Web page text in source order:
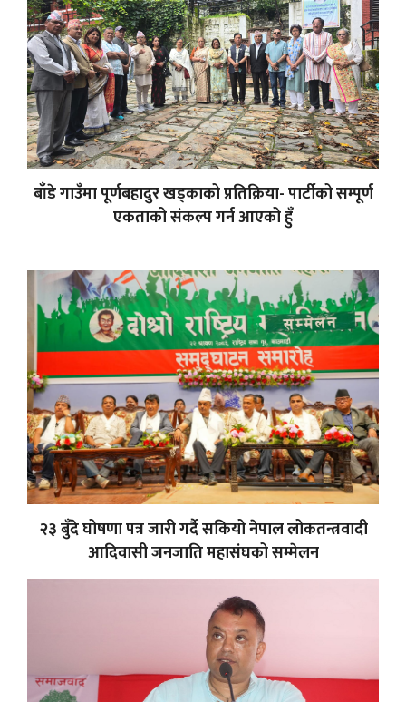
बाँडे गाउँमा पूर्णबहादुर खड्काको प्रतिक्रिया- पार्टीको सम्पूर्ण
एकताको संकल्प गर्न आएको हुँ
२३ बुँदे घोषणा पत्र जारी गर्दै सकियो नेपाल लोकतन्त्रवादी
आदिवासी जनजाति महासंघको सम्मेलन